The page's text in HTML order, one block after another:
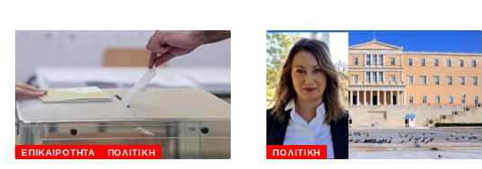
ΕΠΙΚΑΙΡΌΤΗΤΑ ΠΟΛΙΤΙΚΉ ΠΟΛΙΤΙΚΉ